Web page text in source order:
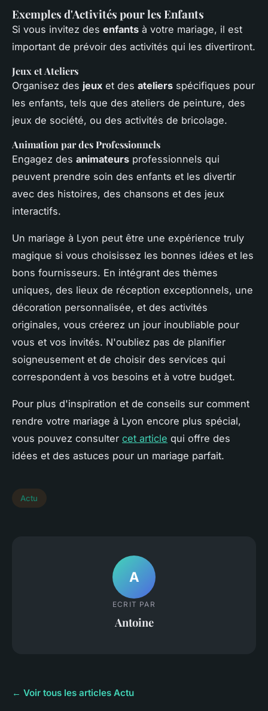
Exemples d'Activités pour les Enfants
Si vous invitez des enfants à votre mariage, il est
important de prévoir des activités qui les divertiront.
Jeux et Ateliers
Organisez des jeux et des ateliers spécifiques pour
les enfants, tels que des ateliers de peinture, des
jeux de société, ou des activités de bricolage.
Animation par des Professionnels
Engagez des animateurs professionnels qui
peuvent prendre soin des enfants et les divertir
avec des histoires, des chansons et des jeux
interactifs.
Un mariage à Lyon peut être une expérience truly
magique si vous choisissez les bonnes idées et les
bons fournisseurs. En intégrant des thèmes
uniques, des lieux de réception exceptionnels, une
décoration personnalisée, et des activités
originales, vous créerez un jour inoubliable pour
vous et vos invités. N'oubliez pas de planifier
soigneusement et de choisir des services qui
correspondent à vos besoins et à votre budget.
Pour plus d'inspiration et de conseils sur comment
rendre votre mariage à Lyon encore plus spécial,
vous pouvez consulter cet article qui offre des
idées et des astuces pour un mariage parfait.
Actu
A
ECRIT PAR
Antoine
← Voir tous les articles Actu